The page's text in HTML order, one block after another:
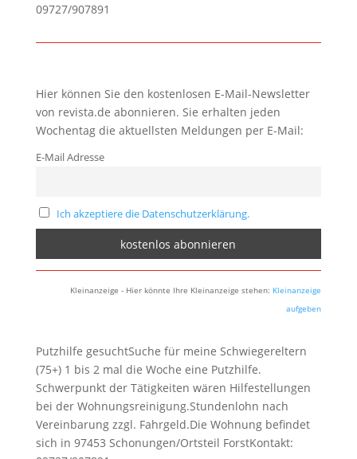
09727/907891
Hier können Sie den kostenlosen E-Mail-Newsletter
von revista.de abonnieren. Sie erhalten jeden
Wochentag die aktuellsten Meldungen per E-Mail:
E-Mail Adresse
Ich akzeptiere die Datenschutzerklärung.
Kleinanzeige - Hier könnte Ihre Kleinanzeige stehen: Kleinanzeige
aufgeben
Putzhilfe gesuchtSuche für meine Schwiegereltern
(75+) 1 bis 2 mal die Woche eine Putzhilfe.
Schwerpunkt der Tätigkeiten wären Hilfestellungen
bei der Wohnungsreinigung.Stundenlohn nach
Vereinbarung zzgl. Fahrgeld.Die Wohnung befindet
sich in 97453 Schonungen/Ortsteil ForstKontakt: